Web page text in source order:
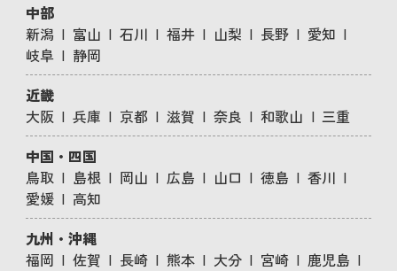
中部
新潟
富山 石川 福井 山梨 長野
愛知
岐阜
静岡
近畿
大阪
兵庫 京都 滋賀 奈良 和歌山
三重
中国・四国
鳥取
島根 岡山 広島 山口 徳島
香川
愛媛
高知
九州・沖縄
福岡
佐賀 長崎 熊本 大分 宮崎
鹿児島